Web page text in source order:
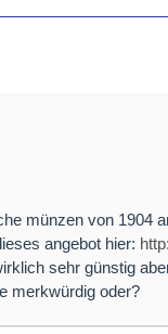
münzen von 1904
angebot hier:
sehr günstig
merkwürdig oder?